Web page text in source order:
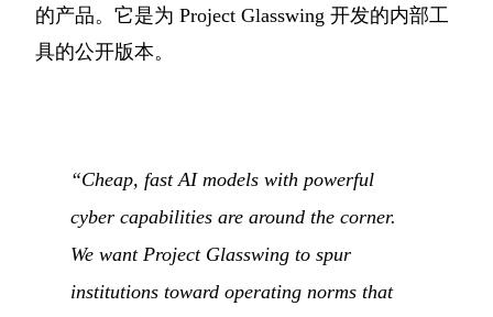
的产品。它是为 Project Glasswing 开发的内部工
具的公开版本。
“Cheap, fast AI models with powerful
cyber capabilities are around the corner.
We want Project Glasswing to spur
institutions toward operating norms that